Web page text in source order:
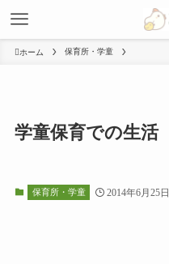
ホーム 保育所・学童
学童保育での生活
保育所・学童 2014年6月25日